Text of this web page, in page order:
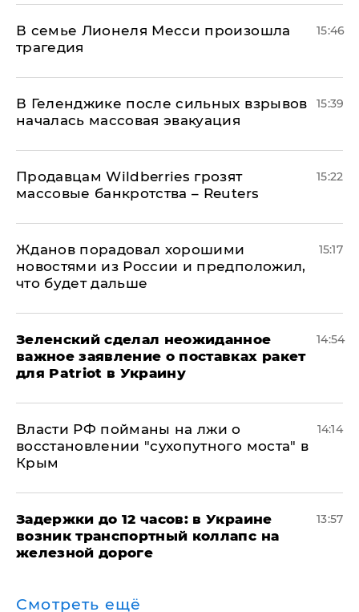
В семье Лионеля Месси произошла
трагедия
15:46
В Геленджике после сильных взрывов
началась массовая эвакуация
15:39
Продавцам Wildberries грозят
массовые банкротства – Reuters
15:22
Жданов порадовал хорошими
новостями из России и предположил,
что будет дальше
15:17
Зеленский сделал неожиданное
важное заявление о поставках ракет
для Patriot в Украину
14:54
Власти РФ пойманы на лжи о
восстановлении "сухопутного моста" в
Крым
14:14
Задержки до 12 часов: в Украине
возник транспортный коллапс на
железной дороге
13:57
Смотреть ещё